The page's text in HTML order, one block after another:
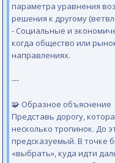
параметра уравнения
решения к другому
- Социальные и
когда общество или
направлениях.
---
🧩 Образное объяснение
Представь дорогу,
несколько тропинок. До
предсказуемый. В точке
«выбрать», куда идти